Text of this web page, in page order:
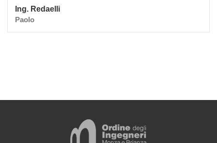
Ing. Redaelli
Paolo